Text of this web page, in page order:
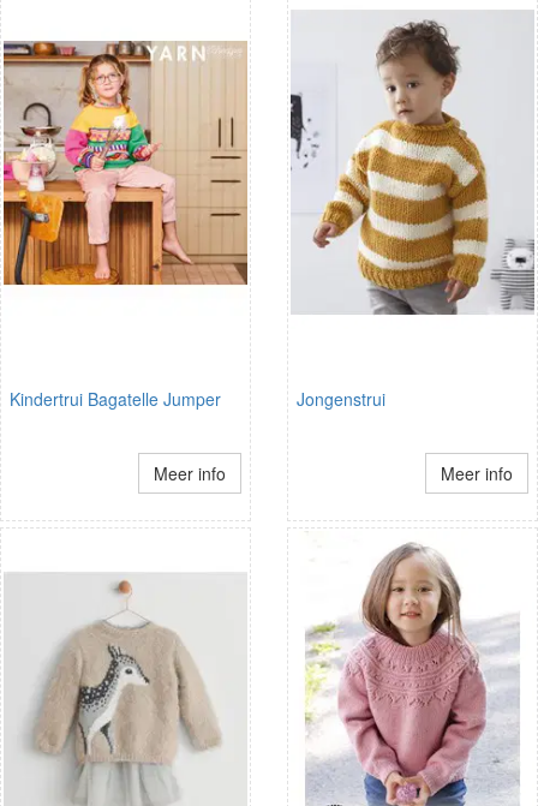
Kindertrui Bagatelle Jumper
Meer info
Jongenstrui
Meer info